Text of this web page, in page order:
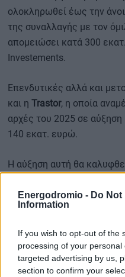
Energodromio - Do Not
Information
If you wish to opt-out of the
processing of your
targeted advertising by us,
section to confirm your
ολοκληρωθεί έως την
της συναλλαγής με τον
απομειώσει κατά 300
Investements.
Επενδυτικές αλλά και
και η Trastor, η οποία
αρχές του 2025 σε
140 εκατ. ευρώ.
Η αύξηση αυτή θα
της, συμμορφούμενη με
αυτού η εταιρεία
σε ξενοδοχειακές και
Υπενθυμίζεται ότι